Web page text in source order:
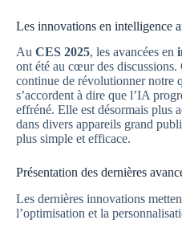
Les innovations en intelligence
Au CES 2025, les avancées en
ont été au cœur des discussions.
continue de révolutionner notre
s’accordent à dire que l’IA
effréné. Elle est désormais plus
dans divers appareils grand
plus simple et efficace.
Présentation des dernières
Les dernières innovations
l’optimisation et la